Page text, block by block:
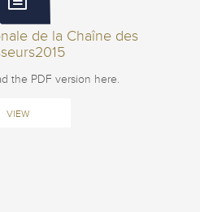
de la Chaîne des
the PDF version here.
VIEW